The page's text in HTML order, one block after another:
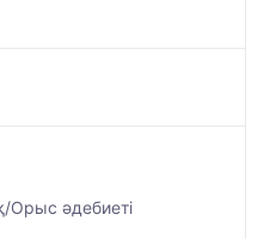
Орыс әдебиеті